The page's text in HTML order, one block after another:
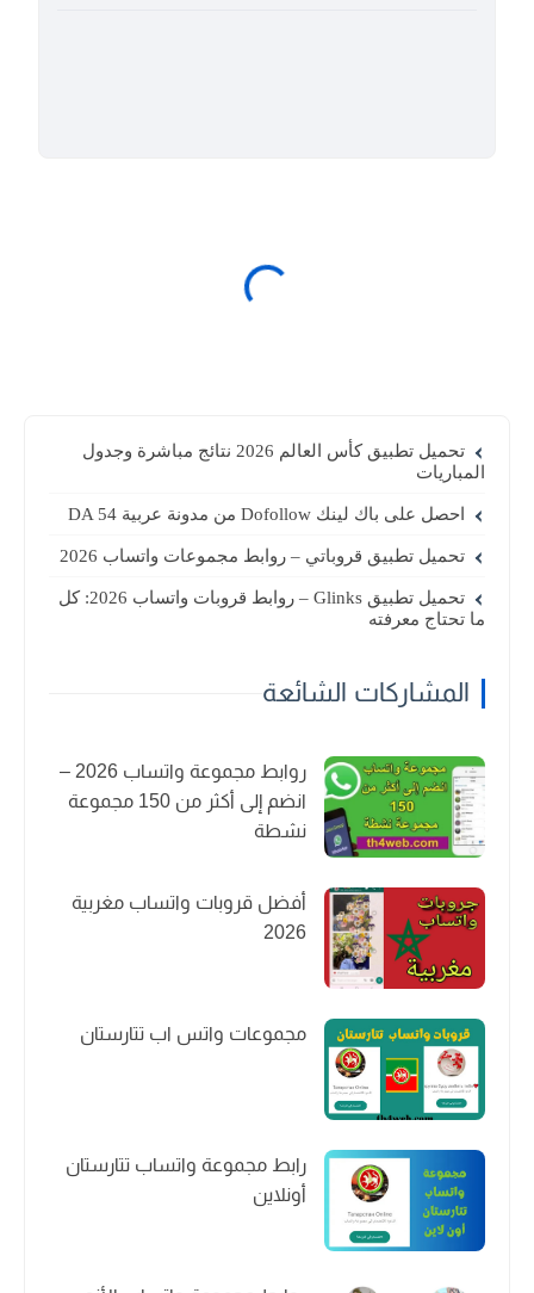
تحميل تطبيق كأس العالم 2026 نتائج مباشرة وجدول
المباريات
احصل على باك لينك Dofollow من مدونة عربية DA 54
تحميل تطبيق قروباتي – روابط مجموعات واتساب 2026
تحميل تطبيق Glinks – روابط قروبات واتساب 2026: كل
ما تحتاج معرفته
المشاركات الشائعة
روابط مجموعة واتساب 2026 –
انضم إلى أكثر من 150 مجموعة
نشطة
أفضل قروبات واتساب مغربية
2026
مجموعات واتس اب تتارستان
رابط مجموعة واتساب تتارستان
أونلاين